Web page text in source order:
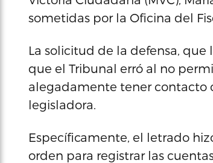
sometidas por la Oficina del
La solicitud de la defensa,
que el Tribunal erró al no
alegadamente tener contacto
legisladora.
Específicamente, el letrado
orden para registrar las